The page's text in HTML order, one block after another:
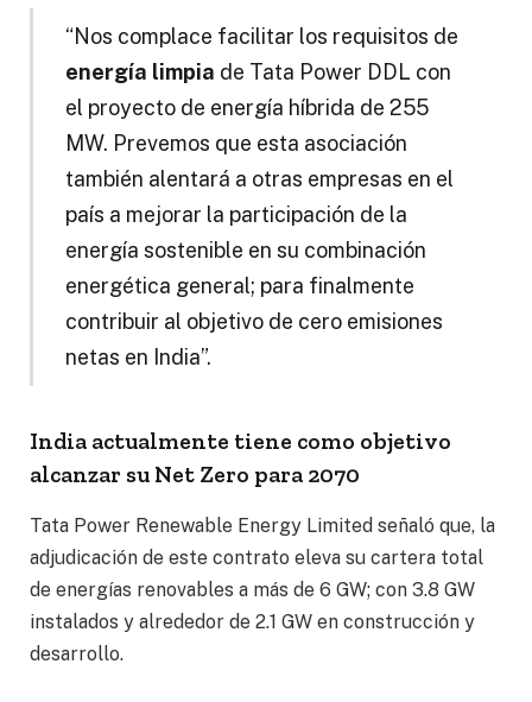
“Nos complace facilitar los requisitos de
energía limpia de Tata Power DDL con
el proyecto de energía híbrida de 255
MW. Prevemos que esta asociación
también alentará a otras empresas en el
país a mejorar la participación de la
energía sostenible en su combinación
energética general; para finalmente
contribuir al objetivo de cero emisiones
netas en India”.
India actualmente tiene como objetivo
alcanzar su Net Zero para 2070
Tata Power Renewable Energy Limited señaló que, la
adjudicación de este contrato eleva su cartera total
de energías renovables a más de 6 GW; con 3.8 GW
instalados y alrededor de 2.1 GW en construcción y
desarrollo.